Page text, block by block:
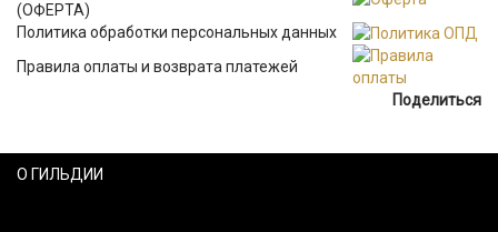
(ОФЕРТА)
Политика обработки персональных данных
Правила оплаты и возврата платежей
Поделиться
О ГИЛЬДИИ